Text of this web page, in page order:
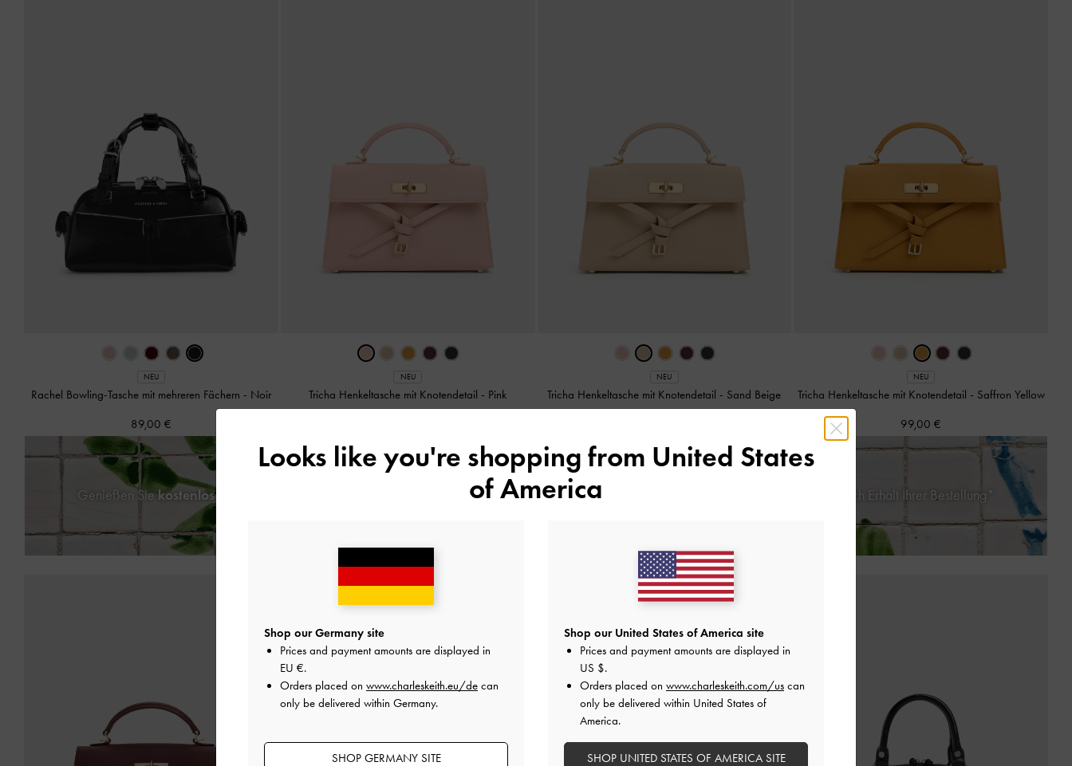
NEU
Rachel Bowling-Tasche mit mehreren Fächern - Noir
89,00 €
NEU
Tricha Henkeltasche mit Knotendetail - Pink
NEU
Tricha Henkeltasche mit Knotendetail - Sand Beige
NEU
Tricha Henkeltasche mit Knotendetail - Saffron Yellow
99,00 €
Genießen Siekostenlosen Standardversand für alle Bestellungen ab 139 € sowie kostenlose innerhalb von 30 Tagen nach Erhalt Ihrer Bestellung*
Looks like you're shopping from United States
of America
Shop our Germany site
Prices and payment amounts are displayed in
EU €.
Orders placed on www.charleskeith.eu/de can
only be delivered within Germany.
SHOP GERMANY SITE
Shop our United States of America site
Prices and payment amounts are displayed in
US $.
Orders placed on www.charleskeith.com/us can
only be delivered within United States of
America.
SHOP UNITED STATES OF AMERICA SITE